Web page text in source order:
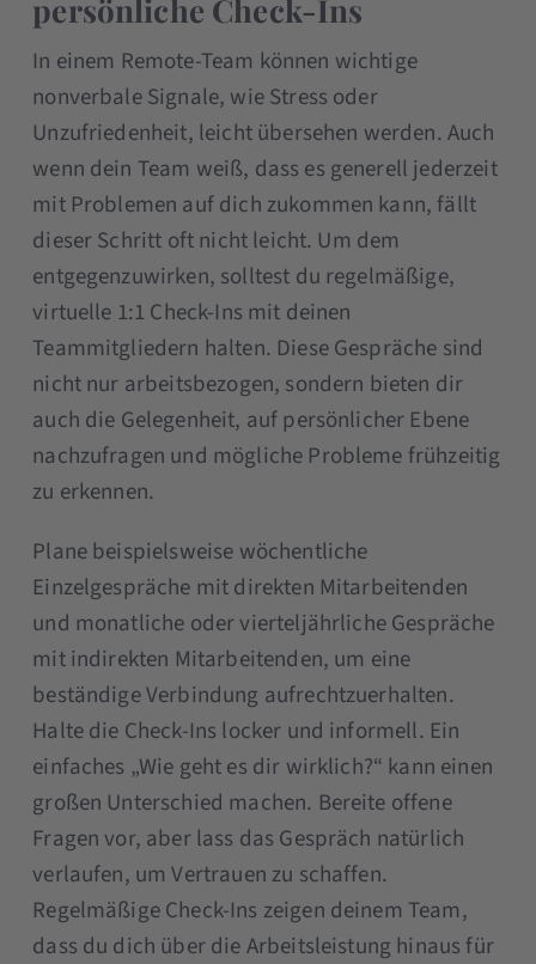
persönliche Check-Ins
In einem Remote-Team können wichtige
nonverbale Signale, wie Stress oder
Unzufriedenheit, leicht übersehen werden. Auch
wenn dein Team weiß, dass es generell jederzeit
mit Problemen auf dich zukommen kann, fällt
dieser Schritt oft nicht leicht. Um dem
entgegenzuwirken, solltest du regelmäßige,
virtuelle 1:1 Check-Ins mit deinen
Teammitgliedern halten. Diese Gespräche sind
nicht nur arbeitsbezogen, sondern bieten dir
auch die Gelegenheit, auf persönlicher Ebene
nachzufragen und mögliche Probleme frühzeitig
zu erkennen.
Plane beispielsweise wöchentliche
Einzelgespräche mit direkten Mitarbeitenden
und monatliche oder vierteljährliche Gespräche
mit indirekten Mitarbeitenden, um eine
beständige Verbindung aufrechtzuerhalten.
Halte die Check-Ins locker und informell. Ein
einfaches „Wie geht es dir wirklich?“ kann einen
großen Unterschied machen. Bereite offene
Fragen vor, aber lass das Gespräch natürlich
verlaufen, um Vertrauen zu schaffen.
Regelmäßige Check-Ins zeigen deinem Team,
dass du dich über die Arbeitsleistung hinaus für